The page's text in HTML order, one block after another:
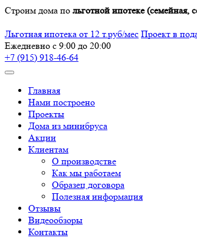
Строим дома по льготной ипотеке (семейная,
Льготная ипотека от 12 т.руб/мес Проект в
Ежедневно с 9:00 до 20:00
+7 (915) 918-46-64
Главная
Нами построено
Проекты
Дома из минибруса
Акции
Клиентам
О производстве
Как мы работаем
Образец договора
Полезная информация
Отзывы
Видеообзоры
Контакты